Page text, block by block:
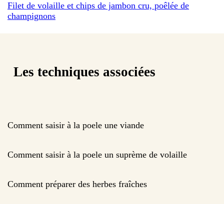
Filet de volaille et chips de jambon cru, poêlée de
champignons
Les techniques associées
Comment saisir à la poele une viande
Comment saisir à la poele un suprème de volaille
Comment préparer des herbes fraîches